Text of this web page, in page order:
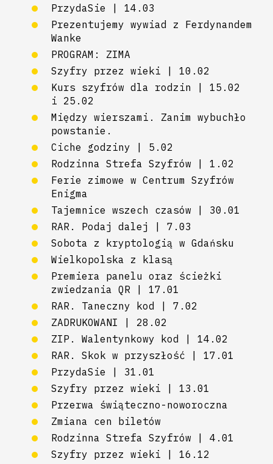
PrzydaSie | 14.03
Prezentujemy wywiad z Ferdynandem
Wanke
PROGRAM: ZIMA
Szyfry przez wieki | 10.02
Kurs szyfrów dla rodzin | 15.02
i 25.02
Między wierszami. Zanim wybuchło
powstanie.
Ciche godziny | 5.02
Rodzinna Strefa Szyfrów | 1.02
Ferie zimowe w Centrum Szyfrów
Enigma
Tajemnice wszech czasów | 30.01
RAR. Podaj dalej | 7.03
Sobota z kryptologią w Gdańsku
Wielkopolska z klasą
Premiera panelu oraz ścieżki
zwiedzania QR | 17.01
RAR. Taneczny kod | 7.02
ZADRUKOWANI | 28.02
ZIP. Walentynkowy kod | 14.02
RAR. Skok w przyszłość | 17.01
PrzydaSie | 31.01
Szyfry przez wieki | 13.01
Przerwa świąteczno-noworoczna
Zmiana cen biletów
Rodzinna Strefa Szyfrów | 4.01
Szyfry przez wieki | 16.12